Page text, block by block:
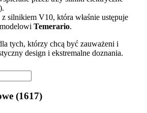
silnikiem V10, która właśnie ustępuje
Temerario.
tych, którzy chcą być zauważeni i
design i ekstremalne doznania.
(1617)